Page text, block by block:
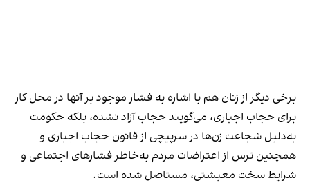
برخی دیگر از زنان هم با اشاره به فشار موجود بر آنها در محل کار
برای حجاب اجباری، می‌گویند حجاب آزاد نشده، بلکه حکومت
به‌دلیل شجاعت زن‌ها در سرپیچی از قانون حجاب اجباری و
همچنین ترس از اعتراضات مردم به‌خاطر فشارهای اجتماعی و
شرایط سخت معیشتی، مستاصل شده است.